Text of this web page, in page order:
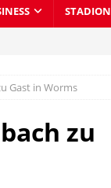
STADION
Gast in Worms
zu